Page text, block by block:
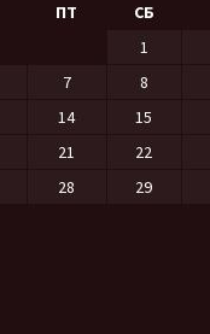
ПТ СБ
1
7
8
14
15
21
22
28
29